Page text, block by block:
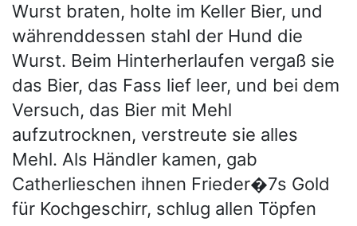
Wurst braten, holte im Keller Bier, und
währenddessen stahl der Hund die
Wurst. Beim Hinterherlaufen vergaß sie
das Bier, das Fass lief leer, und bei dem
Versuch, das Bier mit Mehl
aufzutrocknen, verstreute sie alles
Mehl. Als Händler kamen, gab
Catherlieschen ihnen Frieder�7s Gold
für Kochgeschirr, schlug allen Töpfen